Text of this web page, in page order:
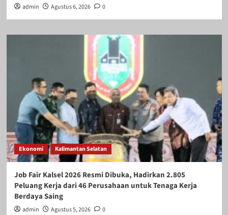
admin Agustus 6, 2026 0
Ekonomi Kalimantan Selatan
Job Fair Kalsel 2026 Resmi Dibuka, Hadirkan 2.805
Peluang Kerja dari 46 Perusahaan untuk Tenaga Kerja
Berdaya Saing
admin Agustus 5, 2026 0